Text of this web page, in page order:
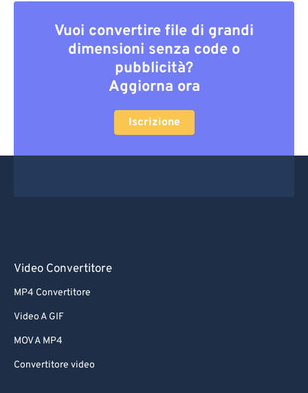
Vuoi convertire file di grandi
dimensioni senza code o
pubblicità?
Aggiorna ora
Iscrizione
Video Convertitore
MP4 Convertitore
Video A GIF
MOV A MP4
Convertitore video